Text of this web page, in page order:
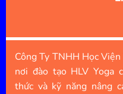
Công Ty TNHH Học
nơi đào tạo HLV Yoga
thức và kỹ năng nâng